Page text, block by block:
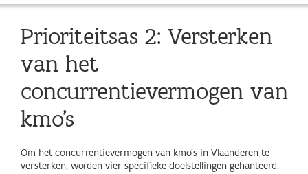
Prioriteitsas 2: Versterken
van het
concurrentievermogen van
kmo’s
Om het concurrentievermogen van kmo’s in Vlaanderen te
versterken, worden vier specifieke doelstellingen gehanteerd: